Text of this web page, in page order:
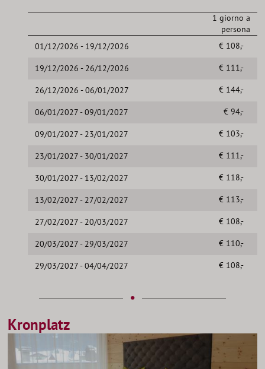
1 giorno a
persona
01/12/2026 - 19/12/2026
€ 108,-
19/12/2026 - 26/12/2026 € 111,-
26/12/2026 - 06/01/2027 € 144,-
06/01/2027 - 09/01/2027 € 94,-
09/01/2027 - 23/01/2027 € 103,-
23/01/2027 - 30/01/2027 € 111,-
30/01/2027 - 13/02/2027 € 118,-
13/02/2027 - 27/02/2027 € 113,-
27/02/2027 - 20/03/2027 € 108,-
20/03/2027 - 29/03/2027 € 110,-
29/03/2027 - 04/04/2027 € 108,-
•
Kronplatz